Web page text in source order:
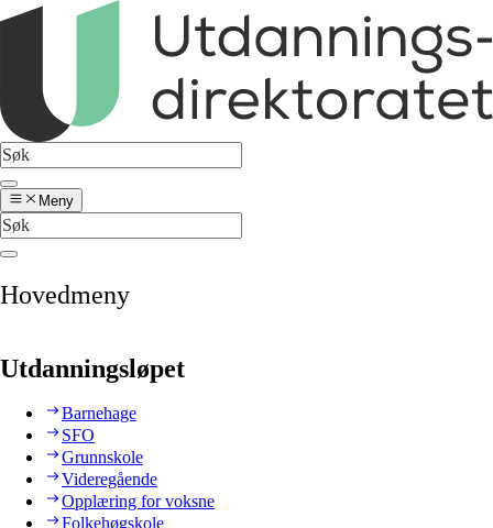
Meny
Hovedmeny
Utdanningsløpet
Barnehage
SFO
Grunnskole
Videregående
Opplæring for voksne
Folkehøgskole